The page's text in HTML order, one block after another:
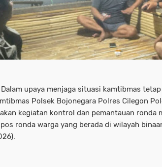
upaya menjaga situasi kamtibmas
Polsek Bojonegara Polres Cilegon
kegiatan kontrol dan pemantauan ronda
ronda warga yang berada di wilayah